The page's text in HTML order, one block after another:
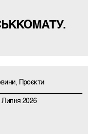
Проєкти
Липня 2026